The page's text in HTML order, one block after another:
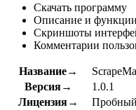
Скачать программу
Описание и функции
Скриншоты
Комментарии
Название→
Версия→
1.0.1
Лицензия→